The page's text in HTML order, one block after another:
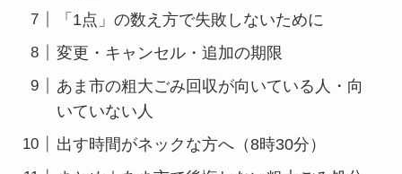
「1点」の数え方で失敗しないために
変更・キャンセル・追加の期限
あま市の粗大ごみ回収が向いている人・向
いていない人
出す時間がネックな方へ（8時30分）